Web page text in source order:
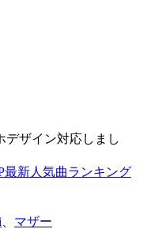
デザイン対応しまし
最新人気曲ランキング
マザー